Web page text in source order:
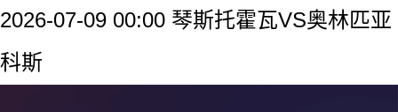
2026-07-09 00:00 琴斯托霍瓦VS奥林匹亚
科斯